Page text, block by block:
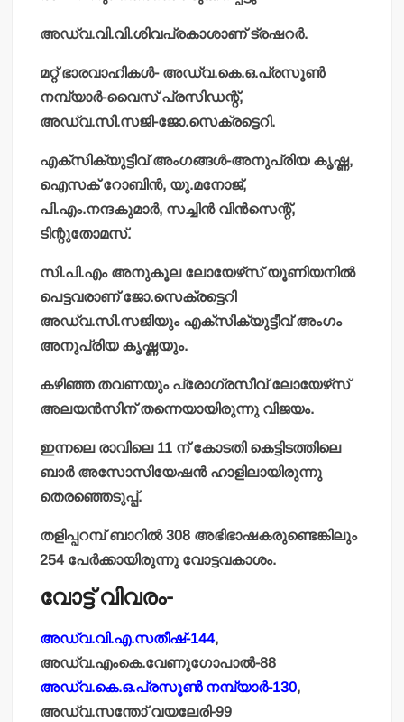
അഡ്വ.വി.വി.ശിവപ്രകാശാണ് ട്രഷറര്‍.
മറ്റ് ഭാരവാഹികള്‍- അഡ്വ.കെ.ഒ.പ്രസൂണ്‍
നമ്പ്യാര്‍-വൈസ് പ്രസിഡന്റ്,
അഡ്വ.സി.സജി-ജോ.സെക്രട്ടെറി.
എക്‌സിക്യുട്ടീവ് അംഗങ്ങള്‍-അനുപ്രിയ കൃഷ്ണ,
ഐസക് റോബിന്‍, യു.മനോജ്,
പി.എം.നന്ദകുമാര്‍, സച്ചിന്‍ വിന്‍സെന്റ്,
ടിന്റുതോമസ്.
സി.പി.എം അനുകൂല ലോയേഴ്‌സ് യൂണിയനില്‍
പെട്ടവരാണ് ജോ.സെക്രട്ടെറി
അഡ്വ.സി.സജിയും എക്‌സിക്യുട്ടീവ് അംഗം
അനുപ്രിയ കൃഷ്ണയും.
കഴിഞ്ഞ തവണയും പ്രോഗ്രസീവ് ലോയേഴ്‌സ്
അലയന്‍സിന് തന്നെയായിരുന്നു വിജയം.
ഇന്നലെ രാവിലെ 11 ന് കോടതി കെട്ടിടത്തിലെ
ബാര്‍ അസോസിയേഷന്‍ ഹാളിലായിരുന്നു
തെരഞ്ഞെടുപ്പ്.
തളിപ്പറമ്പ് ബാറില്‍ 308 അഭിഭാഷകരുണ്ടെങ്കിലും
254 പേര്‍ക്കായിരുന്നു വോട്ടവകാശം.
വോട്ട് വിവരം-
അഡ്വ.വി.എ.സതീഷ്-144,
അഡ്വ.എംകെ.വേണുഗോപാല്‍-88
അഡ്വ.കെ.ഒ.പ്രസൂണ്‍ നമ്പ്യാര്‍-130,
അഡ്വ.സന്തോ് വയലേരി-99